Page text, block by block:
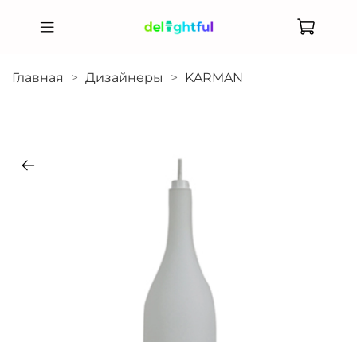
Главная Дизайнеры KARMAN